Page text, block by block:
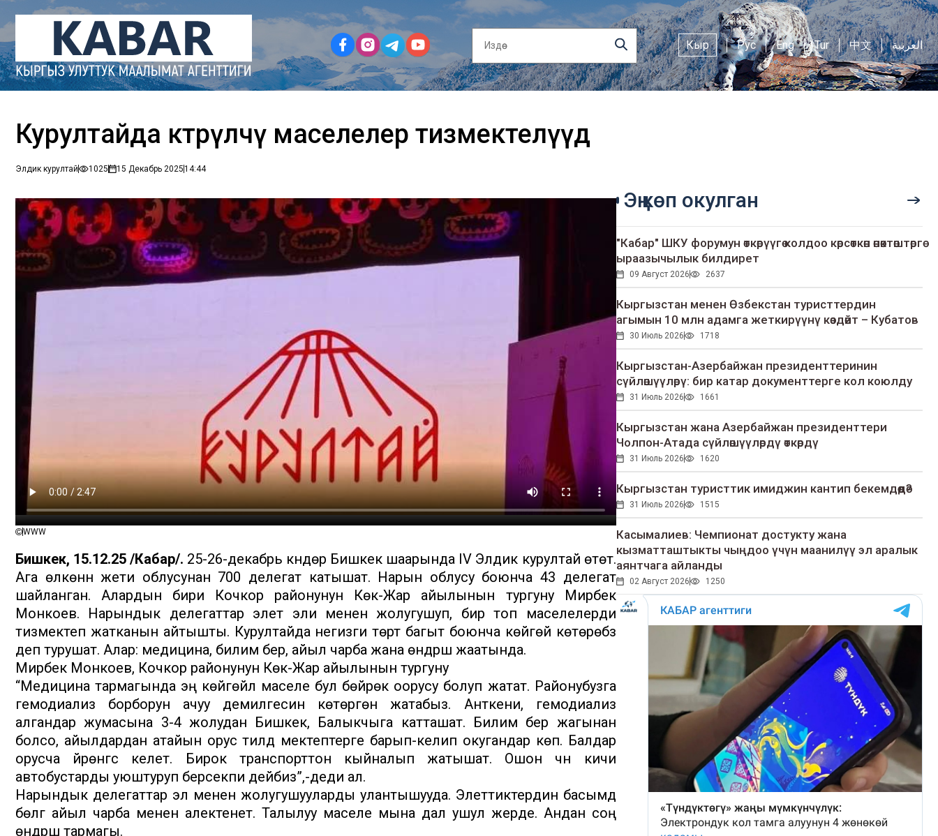
Кыр Рус Eng Tur 中文 العربية
Курултайда көтөрүлчү маселелер тизмектелүүдө
Элдик курултай 1025 15 Декабрь 202514:44
WWW
Бишкек, 15.12.25 /Кабар/. 25-26-декабрь күндөрү Бишкек шаарында IV Элдик курултай өтөт.
Ага өлкөнүн жети облусунан 700 делегат катышат. Нарын облусу боюнча 43 делегат
шайланган. Алардын бири Кочкор районунун Көк-Жар айылынын тургуну Мирбек
Монкоев. Нарындык делегаттар элет эли менен жолугушуп, бир топ маселелерди
тизмектеп жатканын айтышты. Курултайда негизги төрт багыт боюнча көйгөй көтөрөбүз
деп турушат. Алар: медицина, билим берүү, айыл чарба жана өндүрүш жаатында.
Мирбек Монкоев, Кочкор районунун Көк-Жар айылынын тургуну
“Медицина тармагында эң көйгөйлүү маселе бул бөйрөк оорусу болуп жатат. Районубузга
гемодиализ борборун ачуу демилгесин көтөргөнү жатабыз. Анткени, гемодиализ
алгандар жумасына 3-4 жолудан Бишкек, Балыкчыга катташат. Билим берүү жагынан
болсо, айылдардан атайын орус тилдүү мектептерге барып-келип окугандар көп. Балдар
орусча үйрөнгүсү келет. Бирок транспорттон кыйналып жатышат. Ошон үчүн кичи
автобустарды уюштуруп берсекпи дейбиз”,-деди ал.
Нарындык делегаттар эл менен жолугушууларды улантышууда. Элеттиктердин басымдүү
бөлүгү айыл чарба менен алектенет. Талылуу маселе мына дал ушул жерде. Андан соң
өндүрүш тармагы.
Эң көп окулган
"Кабар" ШКУ форумун өткөрүүгө колдоо көрсөткөн өнөктөштөргө
ыраазычылык билдирет
09 Август 2026 2637
Кыргызстан менен Өзбекстан туристтердин
агымын 10 млн адамга жеткирүүнү көздөйт – Кубатов
30 Июль 2026 1718
Кыргызстан-Азербайжан президенттеринин
сүйлөшүүлөрү: бир катар документтерге кол коюлду
31 Июль 2026 1661
Кыргызстан жана Азербайжан президенттери
Чолпон-Атада сүйлөшүүлөрдү өткөрдү
31 Июль 2026 1620
Кыргызстан туристтик имиджин кантип бекемдөөдө?
31 Июль 2026 1515
Касымалиев: Чемпионат достукту жана
кызматташтыкты чыңдоо үчүн маанилүү эл аралык
аянтчага айланды
02 Август 2026 1250